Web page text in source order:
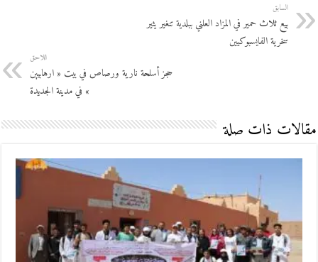
السابق
بيع ثلاث حمير في المزاد العلني ببلدية تنغير يثير
سخرية الفايسبوكيين
اللاحق
حجز أسلحة نارية ورصاص في بيت « ارهابيين
» في مدينة الجديدة
مقالات ذات صلة